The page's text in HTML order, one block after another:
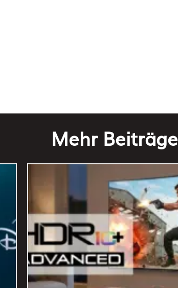
Mehr Beiträge